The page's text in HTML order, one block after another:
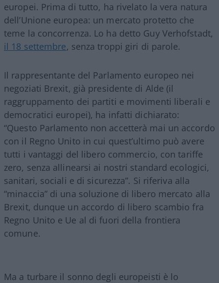
europei. Prima di tutto, ha rivelato la vera natura
dell’Unione europea: un mercato protetto che
teme la concorrenza. Lo ha detto Guy Verhofstadt,
il 18 settembre, senza troppi giri di parole.
Il rappresentante del Parlamento europeo nei
negoziati Brexit, già presidente di Alde (il
raggruppamento dei partiti e movimenti liberali e
democratici europei), ha infatti dichiarato:
“Questo Parlamento non accetterà mai un accordo
con il Regno Unito in cui quest’ultimo può avere
tutti i vantaggi del libero commercio, con tariffe
zero, senza allinearsi ai nostri standard ecologici,
sanitari, sociali e di sicurezza”. Si riferiva alla
“minaccia” di una soluzione di libero mercato alla
Brexit, dunque un accordo di libero scambio fra
Regno Unito e Ue al di fuori della frontiera
comune.
Ma a turbare il sonno degli europeisti è lo